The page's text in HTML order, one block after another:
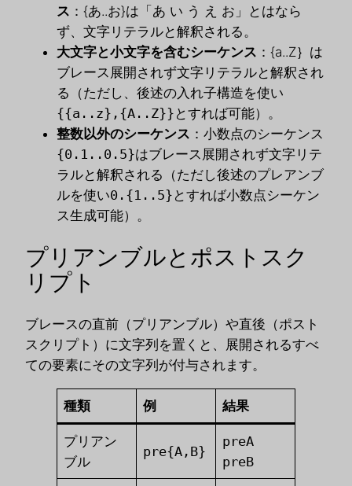
ス ：{あ..お}は「あ い う え お」とはなら
ず、文字リテラルと解釈される。
大文字と小文字を含むシーケンス ：{a..Z｝は
ブレース展開されず文字リテラルと解釈され
る（ただし、後述の入れ子構造を使い
{{a..z},{A..Z}} とすれば可能）。
整数以外のシーケンス ：小数点のシーケンス
{0.1..0.5}はブレース展開されず文字リテ
ラルと解釈される（ただし後述のプレアンブ
ルを使い0.{1..5} とすれば小数点シーケン
ス生成可能）。
プリアンブルとポストスク
リプト
ブレースの直前（プリアンブル）や直後（ポスト
スクリプト）に文字列を置くと、展開されるすべ
ての要素にその文字列が付与されます。
種類 例 結果
プリアン
ブル
pre{A,B}
preA
preB